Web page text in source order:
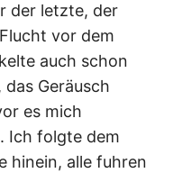
der letzte, der
vor dem
auch schon
Geräusch
es mich
Ich folgte dem
hinein, alle fuhren